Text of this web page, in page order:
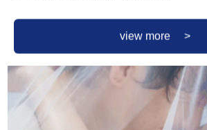
view more >